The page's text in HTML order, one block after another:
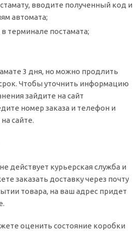
вводите полученный код и
автомата;
терминале постамата;
3 дня, но можно продлить
Чтобы уточнить информацию
зайдите на сайт
номер заказа и телефон и
сайте.
действует курьерская служба и
заказать доставку через почту
товара, на ваш адрес придет
оценить состояние коробки